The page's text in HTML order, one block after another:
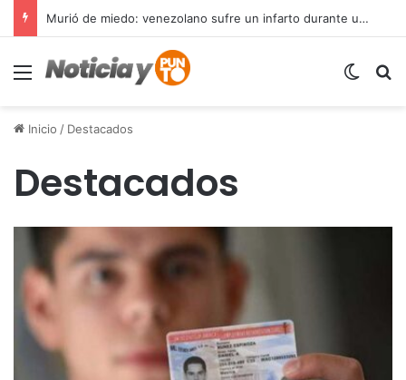
Murió de miedo: venezolano sufre un infarto durante una parada policial en Florida y expone el terror que viven miles de inmigrantes perseguidos por la presión migratoria en EE.UU.
Menú
Inicio / Destacados
Destacados